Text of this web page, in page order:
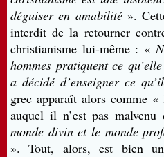
déguiser en amabilité ».
interdit de la retourner
christianisme lui-même : «
hommes pratiquent ce
a décidé d’enseigner ce
grec apparaît alors comme «
auquel il n’est pas
monde divin et le monde
». Tout, alors, est bien